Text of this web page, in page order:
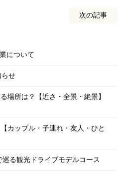
次の記事
について
らせ
場所は？【近さ・全景・絶景】
カップル・子連れ・友人・ひと
巡る観光ドライブモデルコース